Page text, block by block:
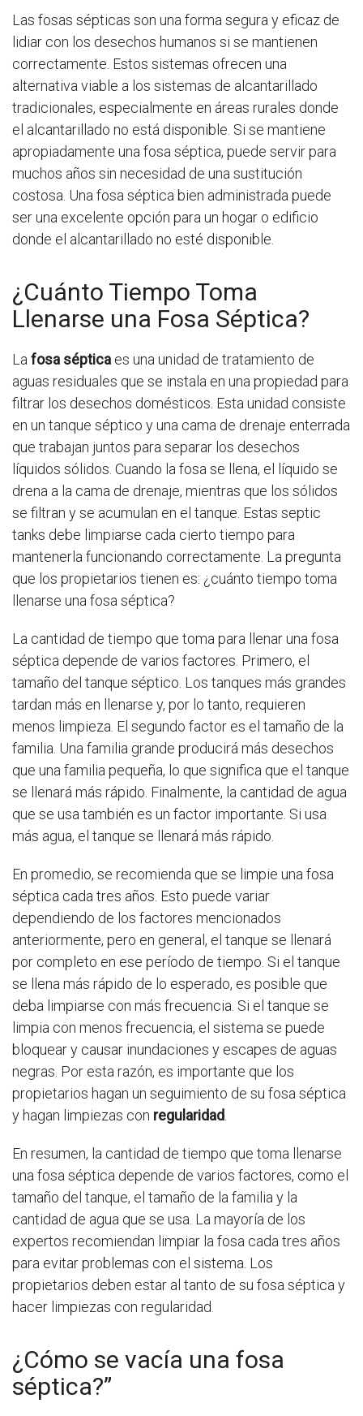
Las fosas sépticas son una forma segura y eficaz de
lidiar con los desechos humanos si se mantienen
correctamente. Estos sistemas ofrecen una
alternativa viable a los sistemas de alcantarillado
tradicionales, especialmente en áreas rurales donde
el alcantarillado no está disponible. Si se mantiene
apropiadamente una fosa séptica, puede servir para
muchos años sin necesidad de una sustitución
costosa. Una fosa séptica bien administrada puede
ser una excelente opción para un hogar o edificio
donde el alcantarillado no esté disponible.
¿Cuánto Tiempo Toma
Llenarse una Fosa Séptica?
La fosa séptica es una unidad de tratamiento de
aguas residuales que se instala en una propiedad para
filtrar los desechos domésticos. Esta unidad consiste
en un tanque séptico y una cama de drenaje enterrada
que trabajan juntos para separar los desechos
líquidos sólidos. Cuando la fosa se llena, el líquido se
drena a la cama de drenaje, mientras que los sólidos
se filtran y se acumulan en el tanque. Estas septic
tanks debe limpiarse cada cierto tiempo para
mantenerla funcionando correctamente. La pregunta
que los propietarios tienen es: ¿cuánto tiempo toma
llenarse una fosa séptica?
La cantidad de tiempo que toma para llenar una fosa
séptica depende de varios factores. Primero, el
tamaño del tanque séptico. Los tanques más grandes
tardan más en llenarse y, por lo tanto, requieren
menos limpieza. El segundo factor es el tamaño de la
familia. Una familia grande producirá más desechos
que una familia pequeña, lo que significa que el tanque
se llenará más rápido. Finalmente, la cantidad de agua
que se usa también es un factor importante. Si usa
más agua, el tanque se llenará más rápido.
En promedio, se recomienda que se limpie una fosa
séptica cada tres años. Esto puede variar
dependiendo de los factores mencionados
anteriormente, pero en general, el tanque se llenará
por completo en ese período de tiempo. Si el tanque
se llena más rápido de lo esperado, es posible que
deba limpiarse con más frecuencia. Si el tanque se
limpia con menos frecuencia, el sistema se puede
bloquear y causar inundaciones y escapes de aguas
negras. Por esta razón, es importante que los
propietarios hagan un seguimiento de su fosa séptica
y hagan limpiezas con regularidad
En resumen, la cantidad de tiempo que toma llenarse
una fosa séptica depende de varios factores, como el
tamaño del tanque, el tamaño de la familia y la
cantidad de agua que se usa. La mayoría de los
expertos recomiendan limpiar la fosa cada tres años
para evitar problemas con el sistema. Los
propietarios deben estar al tanto de su fosa séptica y
hacer limpiezas con regularidad.
¿Cómo se vacía una fosa
séptica?”